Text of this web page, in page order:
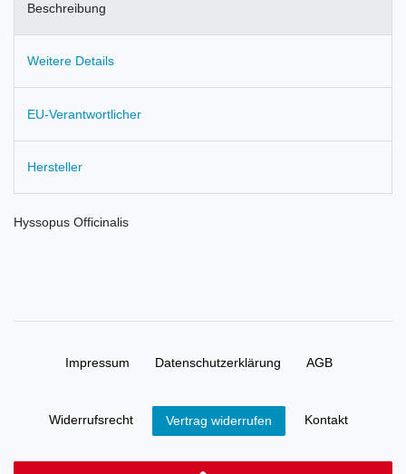
Beschreibung
Weitere Details
EU-Verantwortlicher
Hersteller
Hyssopus Officinalis
Impressum Daten­schutz­erklärung AGB
Widerrufs­recht Vertrag widerrufen Kontakt